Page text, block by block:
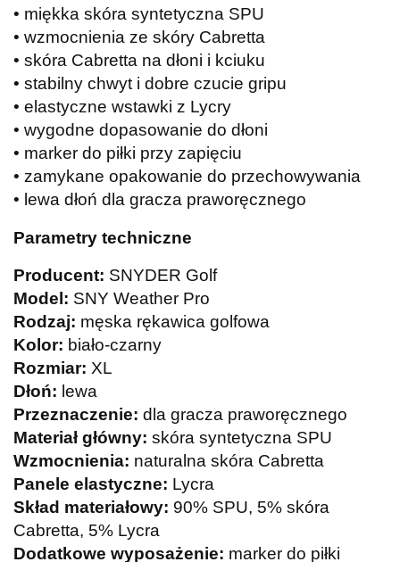
• miękka skóra syntetyczna SPU
• wzmocnienia ze skóry Cabretta
• skóra Cabretta na dłoni i kciuku
• stabilny chwyt i dobre czucie gripu
• elastyczne wstawki z Lycry
• wygodne dopasowanie do dłoni
• marker do piłki przy zapięciu
• zamykane opakowanie do przechowywania
• lewa dłoń dla gracza praworęcznego
Parametry techniczne
Producent: SNYDER Golf
Model: SNY Weather Pro
Rodzaj: męska rękawica golfowa
Kolor: biało-czarny
Rozmiar: XL
Dłoń: lewa
Przeznaczenie: dla gracza praworęcznego
Materiał główny: skóra syntetyczna SPU
Wzmocnienia: naturalna skóra Cabretta
Panele elastyczne: Lycra
Skład materiałowy: 90% SPU, 5% skóra
Cabretta, 5% Lycra
Dodatkowe wyposażenie: marker do piłki